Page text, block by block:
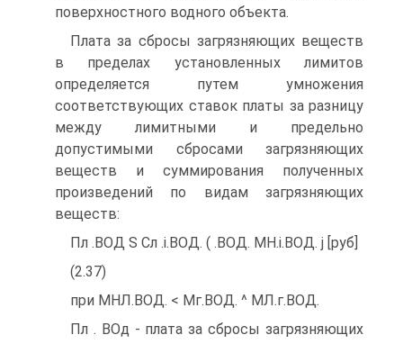
поверхностного водного объекта.
Плата за сбросы загрязняющих веществ
в пределах установленных лимитов
определяется путем умножения
соответствующих ставок платы за разницу
между лимитными и предельно
допустимыми сбросами загрязняющих
веществ и суммирования полученных
произведений по видам загрязняющих
веществ:
Пл .ВОД S Сл .і.ВОД. ( .ВОД. МН.і.ВОД. j [руб]
(2.37)
при МНЛ.ВОД. < Мг.ВОД. ^ МЛ.г.ВОД.
Пл . ВОд - плата за сбросы загрязняющих